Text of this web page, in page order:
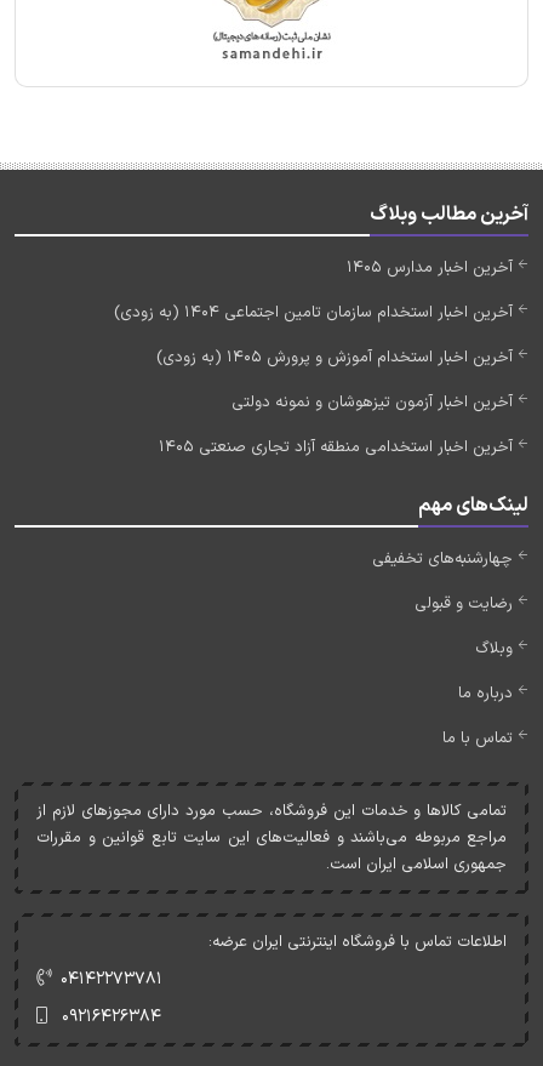
آخرین مطالب وبلاگ
آخرین اخبار مدارس 1405
آخرین اخبار استخدام سازمان تامین اجتماعی 1404 (به زودی)
آخرین اخبار استخدام آموزش و پرورش 1405 (به زودی)
آخرین اخبار آزمون تیزهوشان و نمونه دولتی
آخرین اخبار استخدامی منطقه آزاد تجاری صنعتی 1405
لینک‌های مهم
چهارشنبه‌های تخفیفی
رضایت و قبولی
وبلاگ
درباره ما
تماس با ما
تمامی کالاها و خدمات اين فروشگاه، حسب مورد دارای مجوزهای لازم از
مراجع مربوطه می‌باشند و فعاليت‌های اين سايت تابع قوانين و مقررات
جمهوری اسلامی ايران است.
اطلاعات تماس با فروشگاه اینترنتی ایران عرضه:
۰۴۱۴۲۲۷۳۷۸۱
۰۹۲۱۶۴۲۶۳۸۴